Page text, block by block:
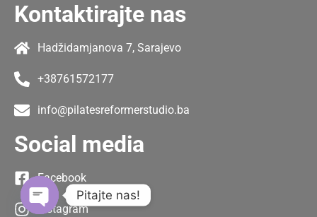
Kontaktirajte nas
Hadžidamjanova 7, Sarajevo
+38761572177
info@pilatesreformerstudio.ba
Social media
Facebook
Instagram
Pitajte nas!